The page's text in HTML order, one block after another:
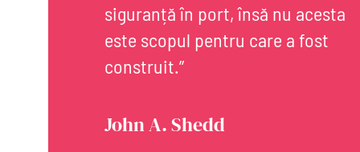
siguranță în port, însă nu acesta
este scopul pentru care a fost
construit.”
John A. Shedd